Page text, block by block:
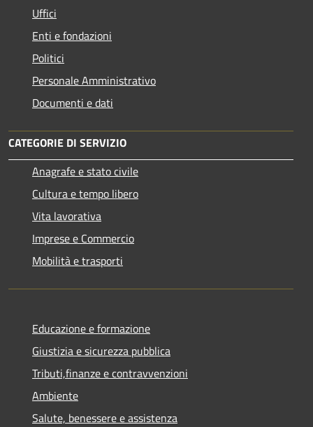
Uffici
Enti e fondazioni
Politici
Personale Amministrativo
Documenti e dati
CATEGORIE DI SERVIZIO
Anagrafe e stato civile
Cultura e tempo libero
Vita lavorativa
Imprese e Commercio
Mobilità e trasporti
Educazione e formazione
Giustizia e sicurezza pubblica
Tributi,finanze e contravvenzioni
Ambiente
Salute, benessere e assistenza